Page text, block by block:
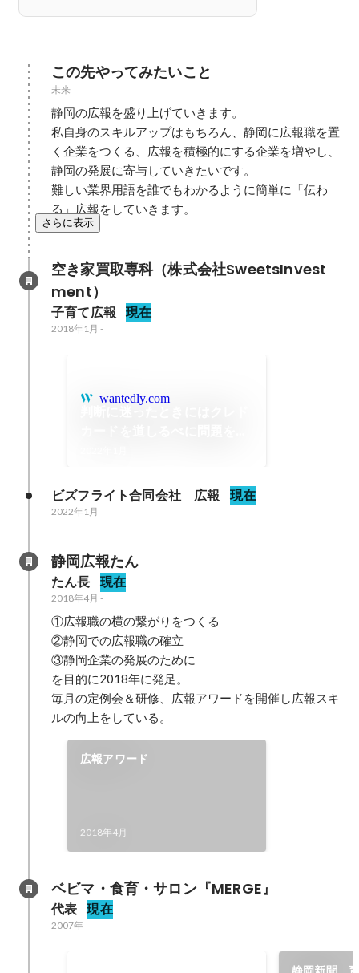
この先やってみたいこと
未来
静岡の広報を盛り上げていきます。
私自身のスキルアップはもちろん、静岡に広報職を置
く企業をつくる、広報を積極的にする企業を増やし、
静岡の発展に寄与していきたいです。
難しい業界用語を誰でもわかるように簡単に「伝わ
る」広報をしていきます。
さらに表示
空き家買取専科（株式会社SweetsInvest
ment）
子育て広報 現在
2018年1月 -
wantedly.com
ビズフライト合同会社　広報 現在
2022年1月
静岡広報たん
たん長 現在
2018年4月 -
①広報職の横の繋がりをつくる
②静岡での広報職の確立
③静岡企業の発展のために
を目的に2018年に発足。
毎月の定例会＆研修、広報アワードを開催し広報スキ
ルの向上をしている。
広報アワード
2018年4月
ベビマ・食育・サロン『MERGE』
代表 現在
2007年-